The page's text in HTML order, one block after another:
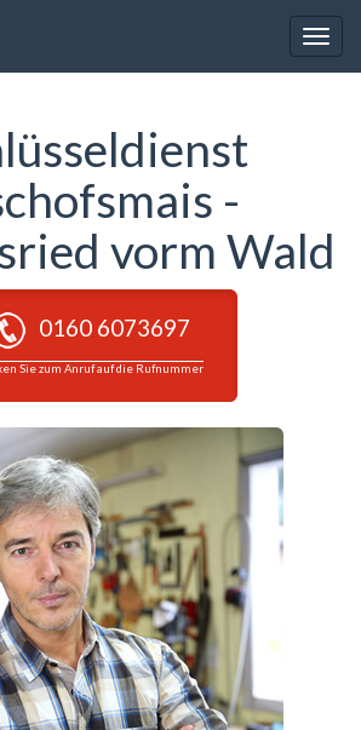
Toggle
-
vorm Wald
0160 6073697
Sie zum Anruf auf die Rufnummer